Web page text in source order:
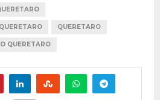
QUERETARO
QUERETARO